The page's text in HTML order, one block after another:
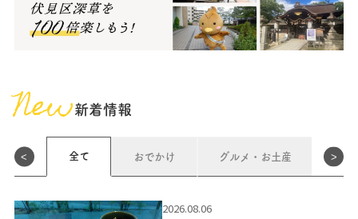
New新着情報
全て おでかけ グルメ・お土産 参
< >
2026.08.06